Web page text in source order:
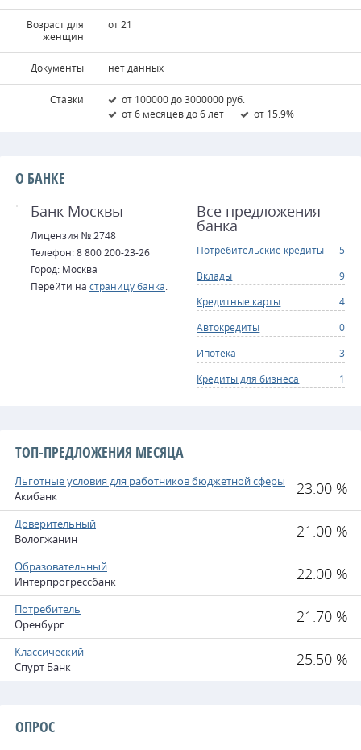
Возраст для
женщин
от 21
Документы нет данных
Ставки
от 100000 до 3000000 руб.
от 6 месяцев до 6 лет
от 15.9%
О БАНКЕ
Банк Москвы
Лицензия № 2748
Телефон: 8 800 200-23-26
Город: Москва
Перейти на страницу банка
Все предложения
банка
Потребительские кредиты
5
Вклады
9
Кредитные карты
4
Автокредиты
0
Ипотека
3
Кредиты для бизнеса
1
ТОП-ПРЕДЛОЖЕНИЯ МЕСЯЦА
Льготные условия для работников бюджетной сферы
Акибанк
23.00 %
Доверительный
Вологжанин
21.00 %
Образовательный
Интерпрогрессбанк
22.00 %
Потребитель
Оренбург
21.70 %
Классический
Спурт Банк
25.50 %
ОПРОС